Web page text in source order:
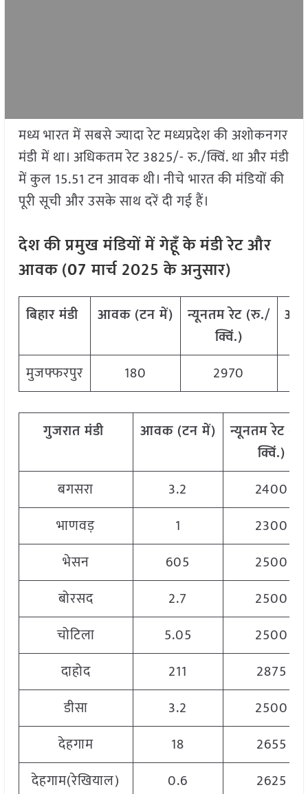
मध्य भारत में सबसे ज्यादा रेट मध्यप्रदेश की अशोकनगर
मंडी में था। अधिकतम रेट 3825/- रु./क्विं. था और मंडी
में कुल 15.51 टन आवक थी। नीचे भारत की मंडियों की
पूरी सूची और उसके साथ दरें दी गई हैं।
देशकीप्रमुखमंडियोंमेंगेहूँकेमंडीरेटऔर
आवक(07मार्च2025 केअनुसार)
बिहारमंडी आवक(टनमें) न्यूनतमरेट(रु./
क्विं.)
मुजफ्फरपुर 180 2970
गुजरातमंडी आवक(टनमें) न्यूनतमरेट(
क्विं.)
बगसरा
3.2
2400
भाणवड़
1
2300
भेसन
605
2500
बोरसद
2.7
2500
चोटिला
5.05
2500
दाहोद
211
2875
डीसा
3.2
2500
देहगाम
18
2655
देहगाम(रेखियाल)
0.6
2625